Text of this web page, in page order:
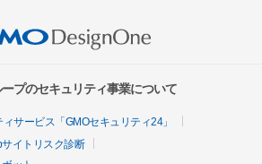
プのセキュリティ事業について
サービス「GMOセキュリティ24」
サイトリスク診断